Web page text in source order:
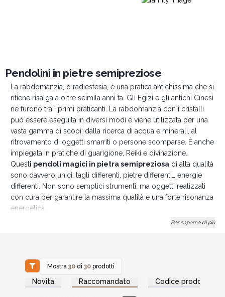
Pendolini in pietre semipreziose
La rabdomanzia, o radiestesia, è una pratica antichissima che si
ritiene risalga a oltre seimila anni fa. Gli Egizi e gli antichi Cinesi
ne furono tra i primi praticanti. La rabdomanzia con i cristalli
può essere eseguita in diversi modi e viene utilizzata per una
vasta gamma di scopi: dalla ricerca di acqua e minerali, al
ritrovamento di oggetti smarriti o persone scomparse. È anche
impiegata in pratiche di guarigione, Reiki e divinazione.
Questi pendoli magici in pietra semipreziosadi alta qualità
sono davvero unici: tagli differenti, pietre differenti… energie
differenti. Non sono semplici strumenti, ma oggetti realizzati
con cura per garantire la massima qualità e una forte risonanza
energetica.
Perla in pietra semipreziosa all’estremità superiore
Realizzati a mano con pietre naturali – ogni pezzo è unico
per forma, colore e dimensione
Per saperne di più
Mostra30 di30 prodotti
Novità Raccomandato Codice prodotto
Accedi per vedere
i prezzi all'ingrosso
Accedi per vedere
i prezzi all'ingrosso